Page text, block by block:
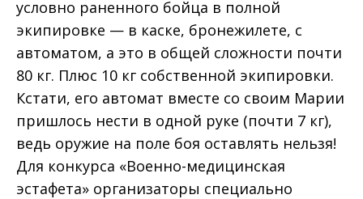
условно раненного бойца в полной
экипировке — в каске, бронежилете, с
автоматом, а это в общей сложности почти
80 кг. Плюс 10 кг собственной экипировки.
Кстати, его автомат вместе со своим Марии
пришлось нести в одной руке (почти 7 кг),
ведь оружие на поле боя оставлять нельзя!
Для конкурса «Военно-медицинская
эстафета» организаторы специально